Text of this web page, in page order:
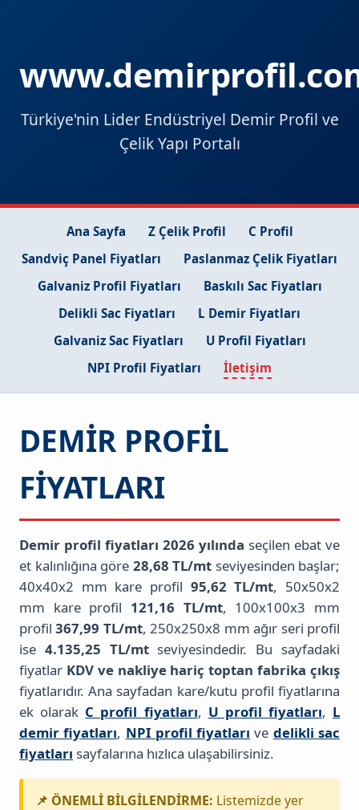
Türkiye'nin Lider Endüstriyel Demir Profil ve
Çelik Yapı Portalı
Ana Sayfa Z Çelik Profil
C Profil
Sandviç Panel Fiyatları
Paslanmaz Çelik Fiyatları
Galvaniz Profil Fiyatları
Baskılı Sac Fiyatları
Delikli Sac Fiyatları
L Demir Fiyatları
Galvaniz Sac Fiyatları
U Profil Fiyatları
NPI Profil Fiyatları
İletişim
DEMIR PROFIL
FIYATLARI
Demir profil fiyatları 2026 yılında seçilen ebat ve
et kalınlığına göre 28,68 TL/mt seviyesinden başlar;
40x40x2 mm kare profil 95,62 TL/mt, 50x50x2
mm kare profil 121,16 TL/mt, 100x100x3 mm
profil367,99 TL/mt, 250x250x8 mm ağır seri profil
ise 4.135,25 TL/mtseviyesindedir. Bu sayfadaki
fiyatlar KDV ve nakliye hariç toptan fabrika çıkış
fiyatlarıdır. Ana sayfadan kare/kutu profil fiyatlarına
ek olarak C profil fiyatları, U profil fiyatları, L
demir fiyatları, NPI profil fiyatları ve delikli sac
fiyatları sayfalarına hızlıca ulaşabilirsiniz.
📌 ÖNEMLİ BİLGİLENDİRME: Listemizde yer